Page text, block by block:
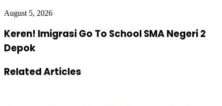
August 5, 2026
Keren! Imigrasi Go To School SMA Negeri 2
Depok
Related Articles